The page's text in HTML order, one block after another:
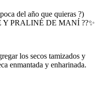
del año que quieras ?)
PRALINÉ DE MANÍ ??✨
los secos tamizados y
enmantada y enharinada.